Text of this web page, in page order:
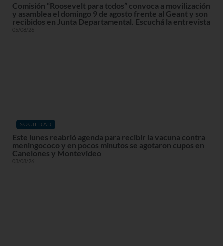
Comisión “Roosevelt para todos” convoca a movilización
y asamblea el domingo 9 de agosto frente al Geant y son
recibidos en Junta Departamental. Escuchá la entrevista
05/08/26
SOCIEDAD
Este lunes reabrió agenda para recibir la vacuna contra
meningococo y en pocos minutos se agotaron cupos en
Canelones y Montevideo
03/08/26